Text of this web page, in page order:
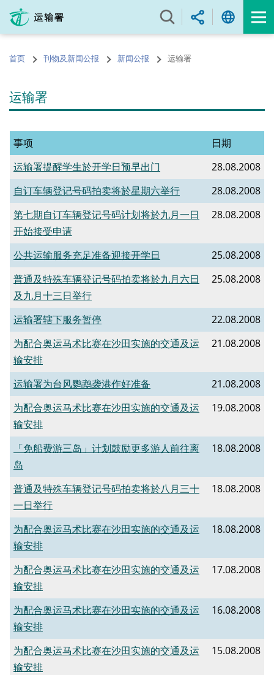
内
的首页 刊物及新闻公报 新闻公报 运输署
运输署
事项
日期
运输署提醒学生於开学日预早出门
28.08.2008
自订车辆登记号码拍卖将於星期六举行
28.08.2008
第七期自订车辆登记号码计划将於九月一日
开始接受申请
28.08.2008
公共运输服务充足准备迎接开学日
25.08.2008
普通及特殊车辆登记号码拍卖将於九月六日
及九月十三日举行
25.08.2008
运输署辖下服务暂停
22.08.2008
为配合奥运马术比赛在沙田实施的交通及运
输安排
21.08.2008
运输署为台风鹦鹉袭港作好准备
21.08.2008
为配合奥运马术比赛在沙田实施的交通及运
输安排
19.08.2008
「免船费游三岛」计划鼓励更多游人前往离
岛
18.08.2008
普通及特殊车辆登记号码拍卖将於八月三十
一日举行
18.08.2008
为配合奥运马术比赛在沙田实施的交通及运
输安排
18.08.2008
为配合奥运马术比赛在沙田实施的交通及运
输安排
17.08.2008
为配合奥运马术比赛在沙田实施的交通及运
输安排
16.08.2008
为配合奥运马术比赛在沙田实施的交通及运
输安排
15.08.2008